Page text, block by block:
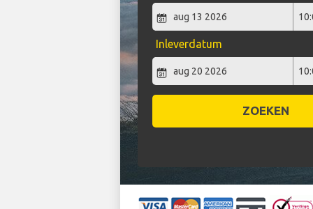
Inleverdatum
ZOEKEN